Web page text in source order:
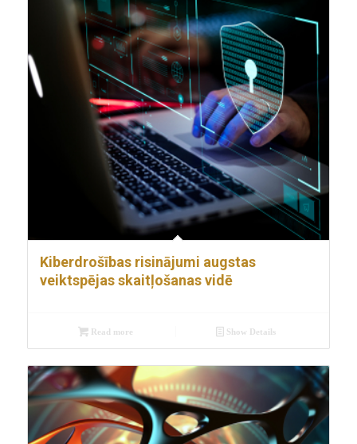
Kiberdrošības risinājumi augstas
veiktspējas skaitļošanas vidē
Read more Show Details